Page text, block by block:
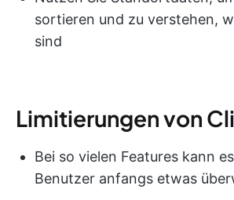
sortieren und zu verstehen,
sind
Limitierungen von
Bei so vielen Features kann
Benutzer anfangs etwas